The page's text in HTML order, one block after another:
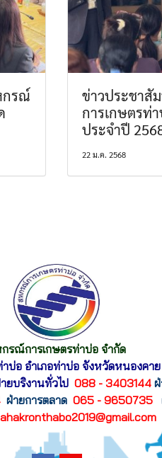
กรณ์
ข่าวประชาสั
การเกษตรท่
ประจำปี
22 ม.ค. 2568
รณ์การเกษตรท่าบ่อ จำกัด
บ่อ อำเภอท่าบ่อ จังหวัดหนองคาย
ยบริงานทั่วไป 088 - 3403144
ฝ่ายการตลาด 065 - 9650735